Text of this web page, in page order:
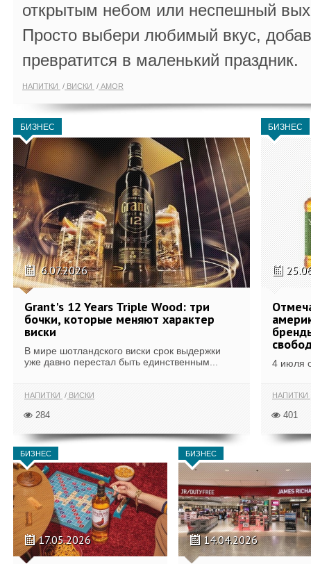
открытым небом или неспешный
Просто выбери любимый вкус,
превратится в маленький праздник.
НАПИТКИ ВИСКИ AMOR
БИЗНЕС
6.07.2026
Grant's 12 Years Triple Wood: три
бочки, которые меняют характер
виски
В мире шотландского виски срок выдержки
уже давно перестал быть единственным...
НАПИТКИ ВИСКИ
284
БИЗНЕС
4 июля
НАПИТКИ
401
БИЗНЕС
17.05.2026
БИЗНЕС
14.04.2026